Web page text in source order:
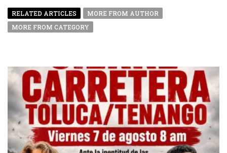
RELATED ARTICLES
MORE FROM AUTHOR
MORE FROM CATEGORY